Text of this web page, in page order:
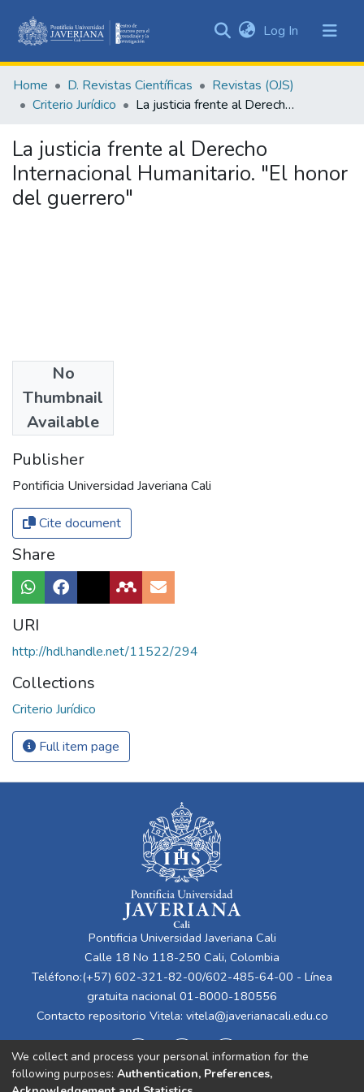
&
Collections
Statistics
Log In (current)
Home D. Revistas Científicas
Revistas (OJS)
Criterio Jurídico
La justicia frente al Derecho Internacional Humanitario. "El honor del guerrero"
La justicia frente al Derecho
Internacional Humanitario. "El honor
del guerrero"
No
Thumbnail
Available
Authors
Kompass, Anders
Publisher
Pontificia Universidad Javeriana Cali
Cite document
Share
URI
http://hdl.handle.net/11522/294
Collections
Criterio Jurídico
Full item page
Pontificia Universidad Javeriana Cali
Calle 18 No 118-250 Cali, Colombia
Teléfono:(+57) 602-321-82-00/602-485-64-00 - Línea
gratuita nacional 01-8000-180556
Contacto repositorio Vitela: vitela@javerianacali.edu.co
We collect and process your personal information for the
following purposes: Authentication, Preferences,